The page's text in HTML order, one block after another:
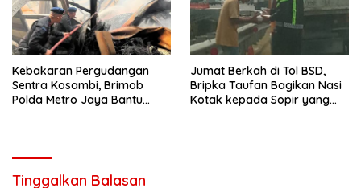
Kebakaran Pergudangan
Sentra Kosambi, Brimob
Polda Metro Jaya Bantu
Jumat Berkah di Tol BSD,
Bripka Taufan Bagikan Nasi
Kotak kepada Sopir yang
Tinggalkan Balasan